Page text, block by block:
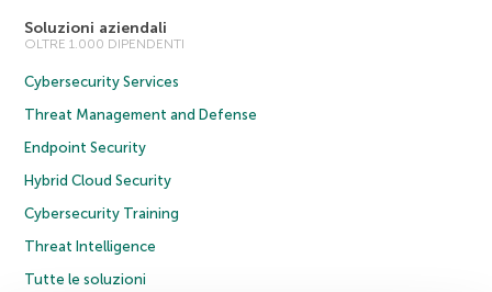
Soluzioni aziendali
OLTRE 1.000 DIPENDENTI
Cybersecurity Services
Threat Management and Defense
Endpoint Security
Hybrid Cloud Security
Cybersecurity Training
Threat Intelligence
Tutte le soluzioni